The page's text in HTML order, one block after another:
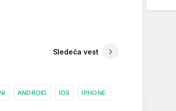
Sledeća vest
ANDROID IOS IPHONE